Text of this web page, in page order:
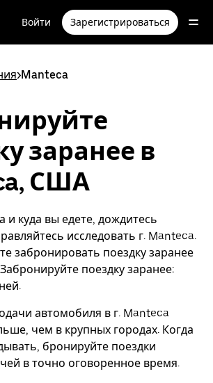
Войти Зарегистрироваться
>Manteca
заранее в
США
и куда вы едете, дождитесь
исследовать г. Manteca.
забронировать поездку заранее
поездку заранее:
автомобиля в г. Manteca
чем в крупных городах. Когда
бронируйте поездки
в точно оговоренное время.